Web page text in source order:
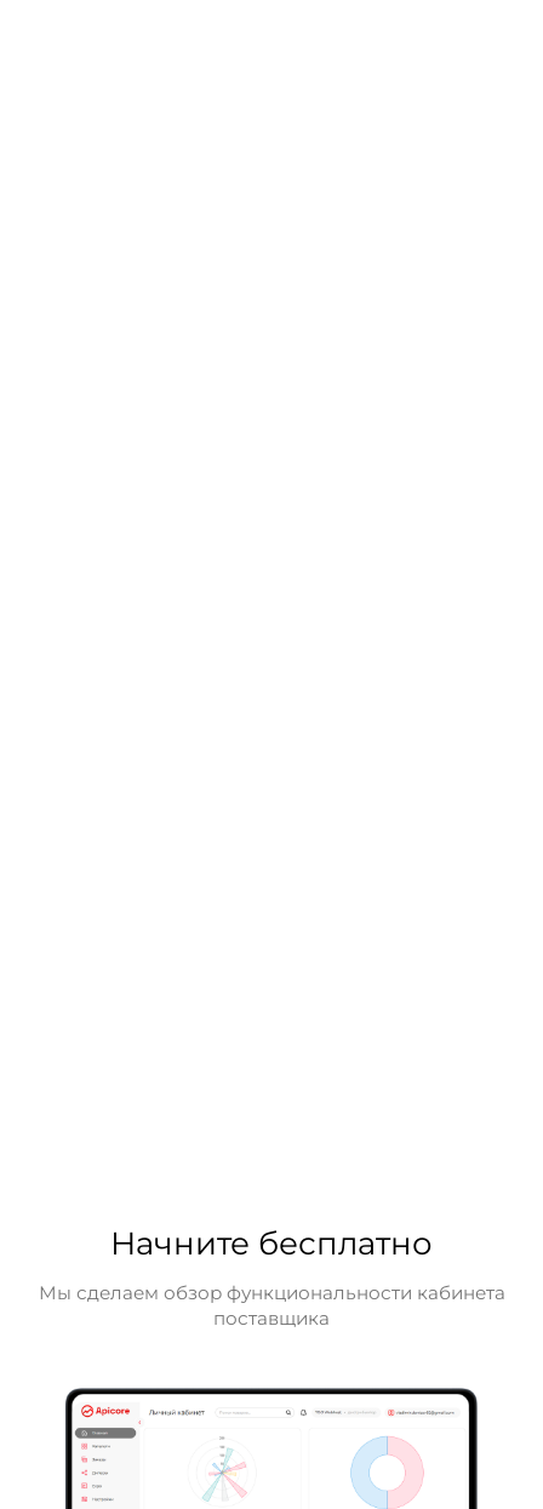
Начните бесплатно
Мы сделаем обзор функциональности кабинета
поставщика